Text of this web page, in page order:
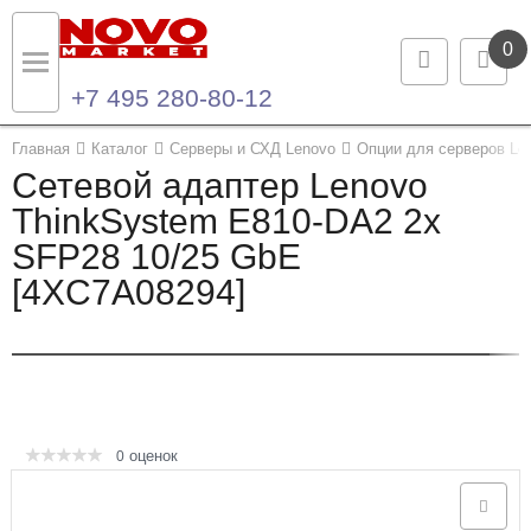
0
+7 495 280-80-12
Главная Каталог Серверы и СХД Lenovo Опции для серверов
Сетевой адаптер Lenovo
ThinkSystem E810-DA2 2x
SFP28 10/25 GbE
[4XC7A08294]
0 оценок
Назад
Каталог продукции
Ноутбуки и ультрабуки
Компьютеры
Опции и комплектующие
Назад
Контакты
Контактная информация